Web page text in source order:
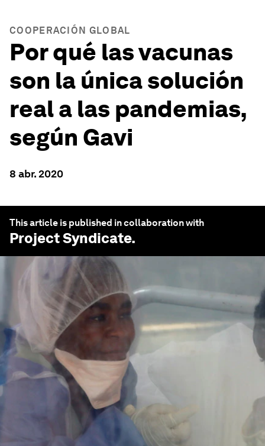
COOPERACIÓN GLOBAL
Por qué las vacunas
son la única solución
real a las pandemias,
según Gavi
8 abr. 2020
This article is published in collaboration with
Project Syndicate.